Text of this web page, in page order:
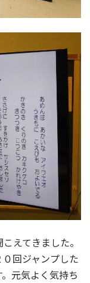
えてきました。
回ジャンプした
元気よく気持ち